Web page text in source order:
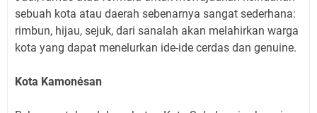
sebuah kota atau daerah sebenarnya sangat sederhana:
rimbun, hijau, sejuk, dari sanalah akan melahirkan warga
kota yang dapat menelurkan ide-ide cerdas dan genuine.
Kota Kamonésan